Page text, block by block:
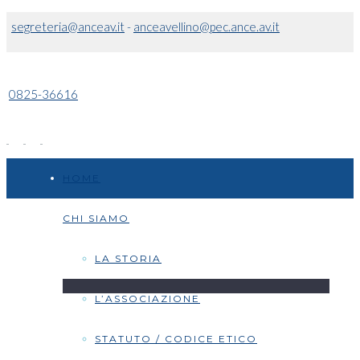
segreteria@anceav.it- anceavellino@pec.ance.av.it
0825-36616
CHI SIAMO
LA STORIA
L’ASSOCIAZIONE
STATUTO / CODICE ETICO